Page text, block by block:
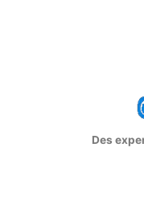
Des